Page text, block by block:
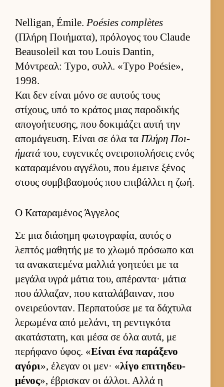
Nelligan, Émile. Poésies complètes
(Πλήρη Ποι­ήματα), πρόλογος του Claude
Beausoleil και του Louis Dantin,
Μόντρεαλ: Typo, συλλ. «Typo Poésie»,
1998.
Και δεν εί­ναι μόνο σε αυ­τούς τους
στίχους, υπό το κράτος μιας παροδικής
απογοήτευ­σης, που δοκιμάζει αυτή την
απομάγευ­ση. Εί­ναι σε όλα τα Πλήρη Ποι­
ήματάτου, ευ­γενικές ονει­ροπολήσεις ενός
καταραμένου αγ­γέλου, που έμεινε ξένος
στους συμ­βιβασμούς που επιβάλ­λει η ζωή.
Ο Καταραμένος Άγγελος
Σε μια διάσημη φωτογραφία, αυ­τός ο
λεπτός μαθητής με το χλωμό πρόσωπο και
τα ανακατεμένα μαλ­λιά γοη­τεύει με τα
μεγάλα υγρά μάτια του, απέραντα· μάτια
που άλ­λαζαν, που καταλάβαι­ναν, που
ονει­ρεύ­ονταν. Περ­πατούσε με τα δάχτυλα
λερωμένα από μελάνι, τη ρεντιγκότα
ακατάστατη, και μέσα σε όλα αυ­τά, με
περήφανο ύφος. «Εί­ναι ένα παράξενο
αγόρι», έλεγαν οι μεν· «λίγο επιτηδευ­
μένος», έβρισκαν οι άλ­λοι. Αλλά η